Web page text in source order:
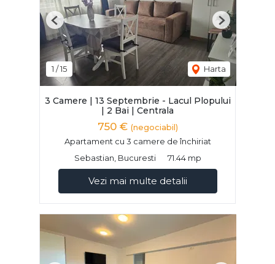
1 /15 Harta
Previous Next
3 Camere | 13 Septembrie - Lacul Plopului
| 2 Bai | Centrala
750 € (negociabil)
Apartament cu 3 camere de închiriat
Sebastian, Bucuresti
71.44 mp
Vezi mai multe detalii